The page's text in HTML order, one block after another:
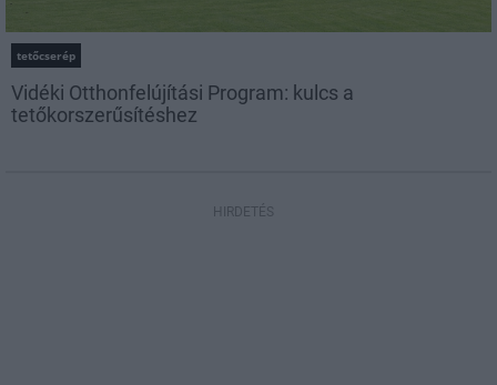
tetőcserép
Vidéki Otthonfelújítási Program: kulcs a
tetőkorszerűsítéshez
HIRDETÉS